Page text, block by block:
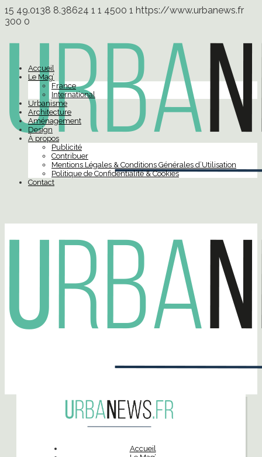
15 49.0138 8.38624 1 1 4500 1 https://www.urbanews.fr
300 0
Accueil
Le Mag’
France
International
Urbanisme
Architecture
Aménagement
Design
À propos
Publicité
Contribuer
Mentions Légales & Conditions Générales d’Utilisation
Politique de Confidentialité & Cookies
Contact
Accueil